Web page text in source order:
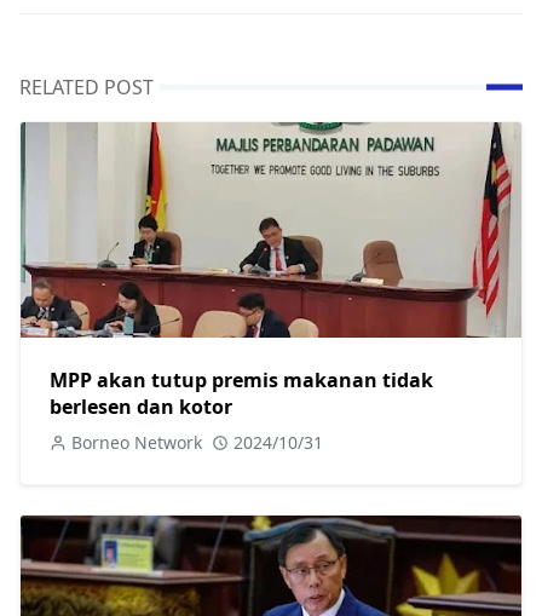
RELATED POST
MPP akan tutup premis makanan tidak
berlesen dan kotor
Borneo Network 2024/10/31